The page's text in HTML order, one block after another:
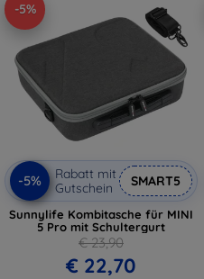
-5%
-5%
Rabatt mit
Gutschein
SMART5
Sunnylife Kombitasche für MINI
5 Pro mit Schultergurt
€ 23,90
€ 22,70